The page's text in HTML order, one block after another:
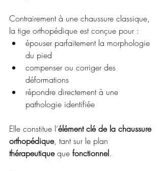
Contrairement à une chaussure classique,
la tige orthopédique est conçue pour :
épouser parfaitement la morphologie
du pied
compenser ou corriger des
déformations
répondre directement à une
pathologie identifiée
Elle constitue l’élément clé de la chaussure
orthopédique, tant sur le plan
thérapeutique que fonctionnel.